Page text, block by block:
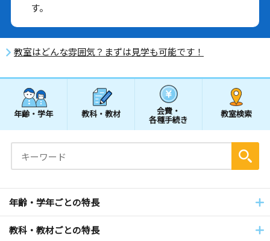
す。
教室はどんな雰囲気？まずは見学も可能です！
年齢・学年 教科・教材 会費・
各種手続き
教室検索
年齢・学年ごとの特長
教科・教材ごとの特長